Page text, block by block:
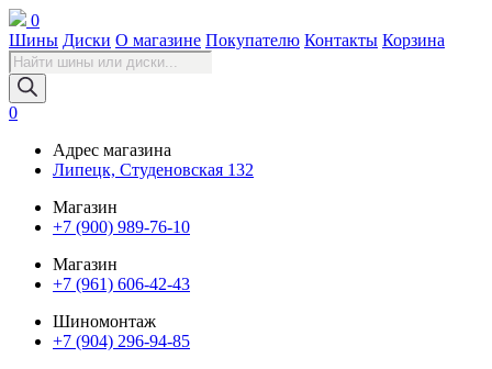
0
Шины Диски О магазине Покупателю Контакты Корзина
Поиск
товаров
0
Адрес магазина
Липецк, Студеновская 132
Магазин
+7 (900) 989-76-10
Магазин
+7 (961) 606-42-43
Шиномонтаж
+7 (904) 296-94-85